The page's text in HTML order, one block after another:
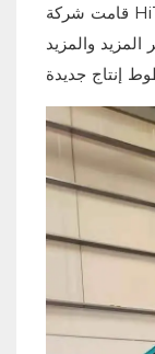
قامت شركة HiTo Equipment Engineering بتوريد خطين لإنتاج الطلاء الملون إلى سوق بنغلاديش، وتتجاوز سعة كل منهما سعة إنتاج الآلة
والمزيد